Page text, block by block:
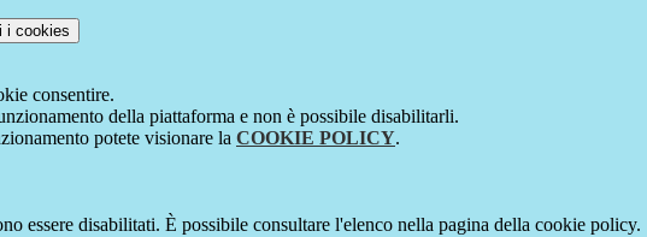
i cookies
consentire.
della piattaforma e non è possibile disabilitarli.
potete visionare la COOKIE POLICY.
essere disabilitati. È possibile consultare l'elenco nella pagina della cookie policy.